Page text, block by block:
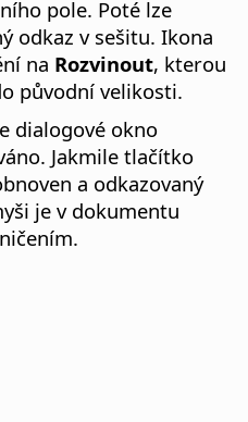
pole. Poté lze
odkaz v sešitu. Ikona
na Rozvinout, kterou
původní velikosti.
dialogové okno
Jakmile tlačítko
a odkazovaný
je v dokumentu